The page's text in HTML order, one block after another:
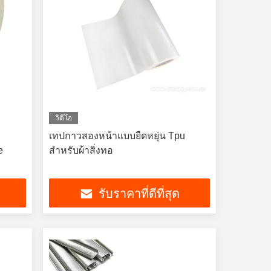
วิดีโอ
เทปกาวสองหน้าแบบยืดหยุ่น Tpu
สำหรับผ้าสิ่งทอ
รับราคาที่ดีที่สุด